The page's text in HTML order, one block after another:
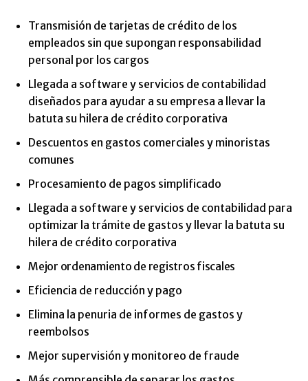
Transmisión de tarjetas de crédito de los
empleados sin que supongan responsabilidad
personal por los cargos
Llegada a software y servicios de contabilidad
diseñados para ayudar a su empresa a llevar la
batuta su hilera de crédito corporativa
Descuentos en gastos comerciales y minoristas
comunes
Procesamiento de pagos simplificado
Llegada a software y servicios de contabilidad para
optimizar la trámite de gastos y llevar la batuta su
hilera de crédito corporativa
Mejor ordenamiento de registros fiscales
Eficiencia de reducción y pago
Elimina la penuria de informes de gastos y
reembolsos
Mejor supervisión y monitoreo de fraude